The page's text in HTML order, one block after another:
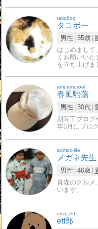
takoboo
タコボー
男性 55歳
はじめまして
くお願いい
を立ち上げ
amuamutool
春風駘蕩
男性 30代
期間工ブログ
年6月にブロ
aomori-life
メガネ先生
男性 46歳
青森のグルメ
います。
nisa_etf
etf郎